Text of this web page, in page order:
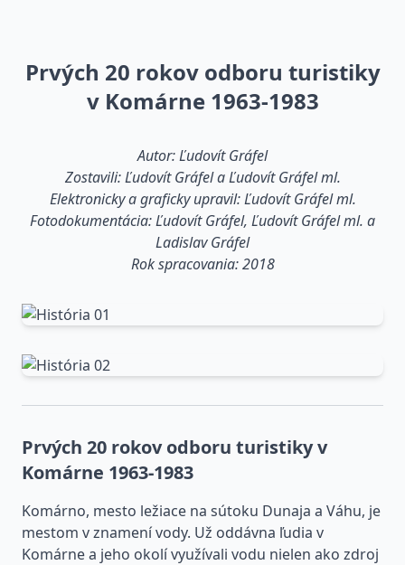
Prvých 20 rokov odboru turistiky
v Komárne 1963-1983
Autor: Ľudovít Gráfel
Zostavili: Ľudovít Gráfel a Ľudovít Gráfel ml.
Elektronicky a graficky upravil: Ľudovít Gráfel ml.
Fotodokumentácia: Ľudovít Gráfel, Ľudovít Gráfel ml. a
Ladislav Gráfel
Rok spracovania: 2018
Prvých 20 rokov odboru turistiky v
Komárne 1963-1983
Komárno, mesto ležiace na sútoku Dunaja a Váhu, je
mestom v znamení vody. Už oddávna ľudia v
Komárne a jeho okolí využívali vodu nielen ako zdroj